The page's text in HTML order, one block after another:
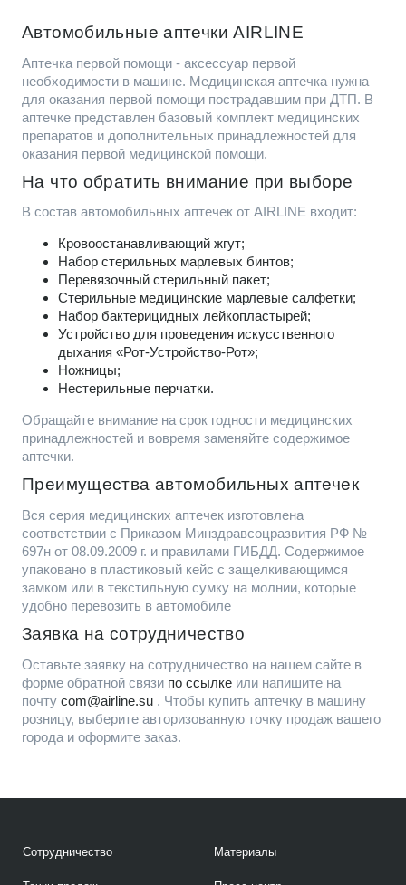
Автомобильные аптечки AIRLINE
Аптечка первой помощи - аксессуар первой
необходимости в машине. Медицинская аптечка нужна
для оказания первой помощи пострадавшим при ДТП. В
аптечке представлен базовый комплект медицинских
препаратов и дополнительных принадлежностей для
оказания первой медицинской помощи.
На что обратить внимание при выборе
В состав автомобильных аптечек от AIRLINE входит:
Кровоостанавливающий жгут;
Набор стерильных марлевых бинтов;
Перевязочный стерильный пакет;
Стерильные медицинские марлевые салфетки;
Набор бактерицидных лейкопластырей;
Устройство для проведения искусственного
дыхания «Рот-Устройство-Рот»;
Ножницы;
Нестерильные перчатки.
Обращайте внимание на срок годности медицинских
принадлежностей и вовремя заменяйте содержимое
аптечки.
Преимущества автомобильных аптечек
Вся серия медицинских аптечек изготовлена
соответствии с Приказом Минздравсоцразвития РФ №
697н от 08.09.2009 г. и правилами ГИБДД. Содержимое
упаковано в пластиковый кейс с защелкивающимся
замком или в текстильную сумку на молнии, которые
удобно перевозить в автомобиле
Заявка на сотрудничество
Оставьте заявку на сотрудничество на нашем сайте в
форме обратной связи по ссылке или напишите на
почту com@airline.su . Чтобы купить аптечку в машину
розницу, выберите авторизованную точку продаж вашего
города и оформите заказ.
Сотрудничество Материалы